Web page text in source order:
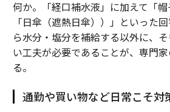
何か。「経口補水液」に加えて「帽
「日傘（遮熱日傘））」といった
ら水分・塩分を補給する以外に、
い工夫が必要であることが、専門
る。
通勤や買い物など日常こそ対